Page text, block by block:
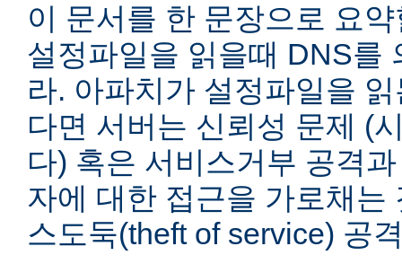
이 문서를 한 문장으로 요
설정파일을 읽을때 DNS를
라. 아파치가 설정파일을
다면 서버는 신뢰성 문제 (
다) 혹은 서비스거부 공격
자에 대한 접근을 가로채는
스도둑(theft of service) 공